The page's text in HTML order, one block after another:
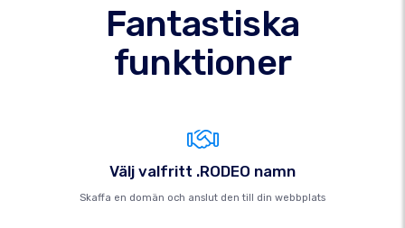
Fantastiska
funktioner
Välj valfritt .RODEO namn
Skaffa en domän och anslut den till din webbplats